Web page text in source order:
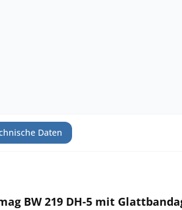
Daten
BW 219 DH-5 mit